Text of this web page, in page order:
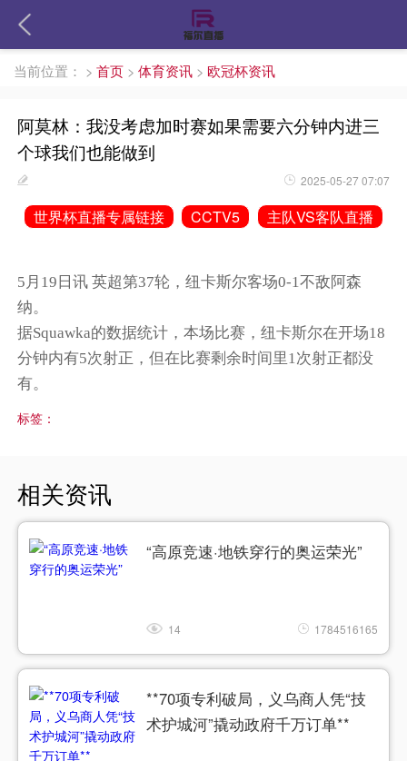
当前位置： > 首页 > 体育资讯 > 欧冠杯资讯
阿莫林：我没考虑加时赛如果需要六分钟内进三
个球我们也能做到
2025-05-27 07:07
世界杯直播专属链接 CCTV5 主队VS客队直播
5月19日讯英超第37轮，纽卡斯尔客场0-1不敌阿森
纳。
据Squawka的数据统计，本场比赛，纽卡斯尔在开场18
分钟内有5次射正，但在比赛剩余时间里1次射正都没
有。
标签：
相关资讯
“高原竞速·地铁穿行的奥运荣光”
14 1784516165
**70项专利破局，义乌商人凭“技
术护城河”撬动政府千万订单**